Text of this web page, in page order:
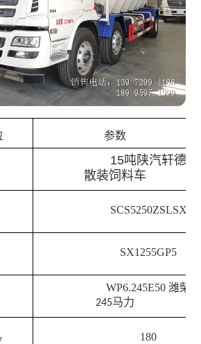
参数
15吨陕汽轩德
散装饲料车
SCS5250ZSLSX
SX1255GP5
WP6.245E50 潍柴
245马力
180